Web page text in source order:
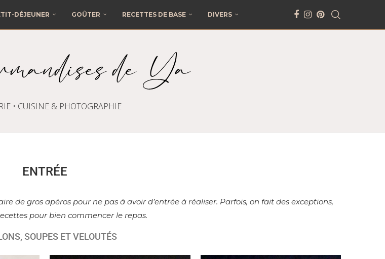
DÉJEUNER GOÛTER RECETTES DE BASE DIVERS
• CUISINE & PHOTOGRAPHIE
ENTRÉE
de gros apéros pour ne pas à avoir d’entrée à réaliser. Parfois, on fait des exceptions,
pour bien commencer le repas.
SOUPES ET VELOUTÉS